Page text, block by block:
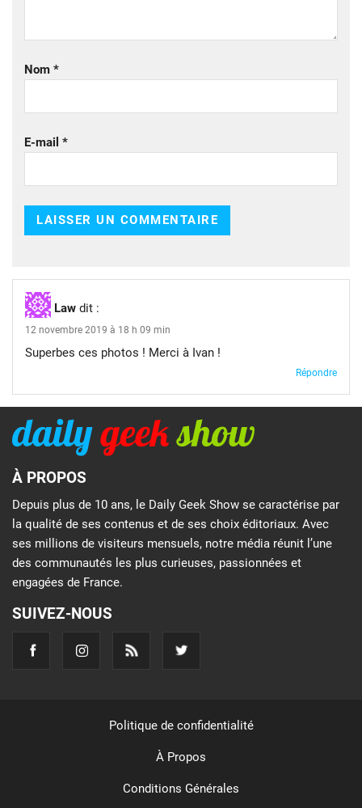
Nom *
E-mail *
Law dit :
12 novembre 2019 à 18 h 09 min
Superbes ces photos ! Merci à Ivan !
Répondre
À PROPOS
Depuis plus de 10 ans, le Daily Geek Show se caractérise par
la qualité de ses contenus et de ses choix éditoriaux. Avec
ses millions de visiteurs mensuels, notre média réunit l’une
des communautés les plus curieuses, passionnées et
engagées de France.
SUIVEZ-NOUS
Politique de confidentialité
À Propos
Conditions Générales